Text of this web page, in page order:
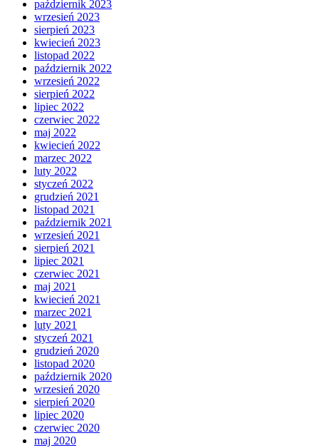
październik 2023
wrzesień 2023
sierpień 2023
kwiecień 2023
listopad 2022
październik 2022
wrzesień 2022
sierpień 2022
lipiec 2022
czerwiec 2022
maj 2022
kwiecień 2022
marzec 2022
luty 2022
styczeń 2022
grudzień 2021
listopad 2021
październik 2021
wrzesień 2021
sierpień 2021
lipiec 2021
czerwiec 2021
maj 2021
kwiecień 2021
marzec 2021
luty 2021
styczeń 2021
grudzień 2020
listopad 2020
październik 2020
wrzesień 2020
sierpień 2020
lipiec 2020
czerwiec 2020
maj 2020